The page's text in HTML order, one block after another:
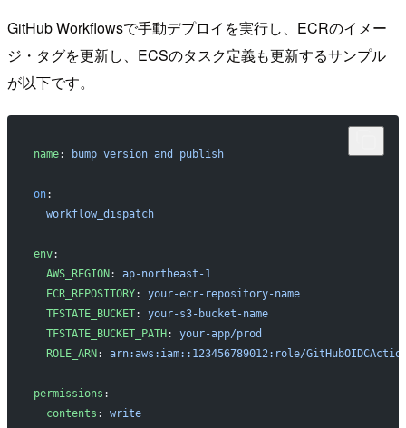
GitHub Workflowsで手動デプロイを実行し、ECRのイメー
ジ・タグを更新し、ECSのタスク定義も更新するサンプル
が以下です。
name: bump version and publish
on:
  workflow_dispatch
env:
  AWS_REGION
: ap-northeast-1
  ECR_REPOSITORY
: your-ecr-repository-name
  TFSTATE_BUCKET
: your-s3-bucket-name
  TFSTATE_BUCKET_PATH
: your-app/prod
  ROLE_ARN
: arn:aws:iam::123456789012:role/
permissions :
  contents
: write